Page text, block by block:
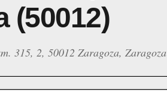
(50012)
315, 2, 50012 Zaragoza, Zaragoza